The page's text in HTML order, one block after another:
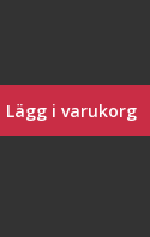
Lägg i varukorg